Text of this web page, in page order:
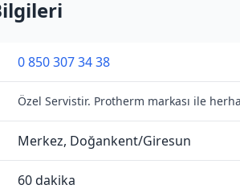
0 850 307 34 38
Özel Servistir. Protherm markası ile
Merkez, Doğankent/Giresun
60 dakika